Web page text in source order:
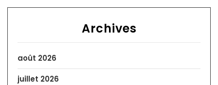
Archives
août 2026
juillet 2026